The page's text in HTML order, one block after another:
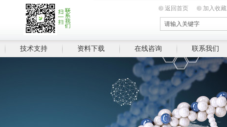
返回首页 加入收藏
技术支持 资料下载 在线咨询 联系我们